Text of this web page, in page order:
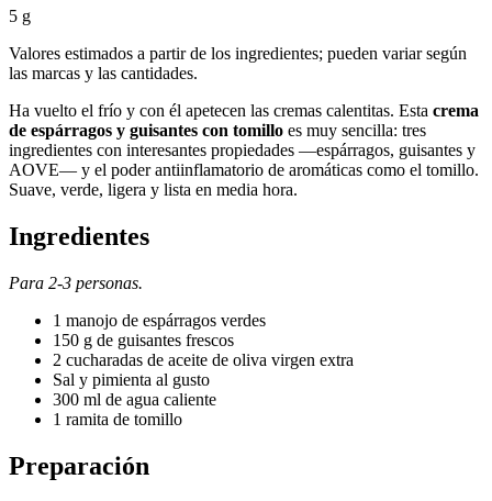
5 g
Valores estimados a partir de los ingredientes; pueden variar según
las marcas y las cantidades.
Ha vuelto el frío y con él apetecen las cremas calentitas. Esta crema
de espárragos y guisantes con tomillo es muy sencilla: tres
ingredientes con interesantes propiedades —espárragos, guisantes y
AOVE— y el poder antiinflamatorio de aromáticas como el tomillo.
Suave, verde, ligera y lista en media hora.
Ingredientes
Para 2-3 personas.
1 manojo de espárragos verdes
150 g de guisantes frescos
2 cucharadas de aceite de oliva virgen extra
Sal y pimienta al gusto
300 ml de agua caliente
1 ramita de tomillo
Preparación